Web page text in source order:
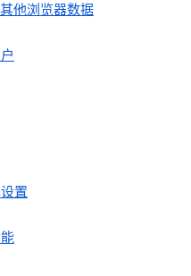
他浏览器数据
置